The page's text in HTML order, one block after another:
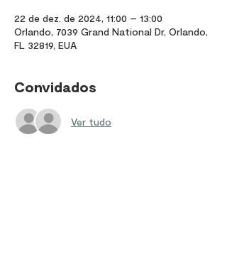
22 de dez. de 2024, 11:00 – 13:00
Orlando, 7039 Grand National Dr, Orlando,
FL 32819, EUA
Convidados
Ver tudo